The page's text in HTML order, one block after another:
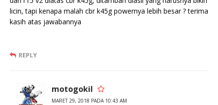
licin, tapi kenapa malah cbr k45g powernya lebih besar ? terima
kasih atas jawabannya
REPLY
motogokil
MARET 29, 2018 PADA 10:43 AM